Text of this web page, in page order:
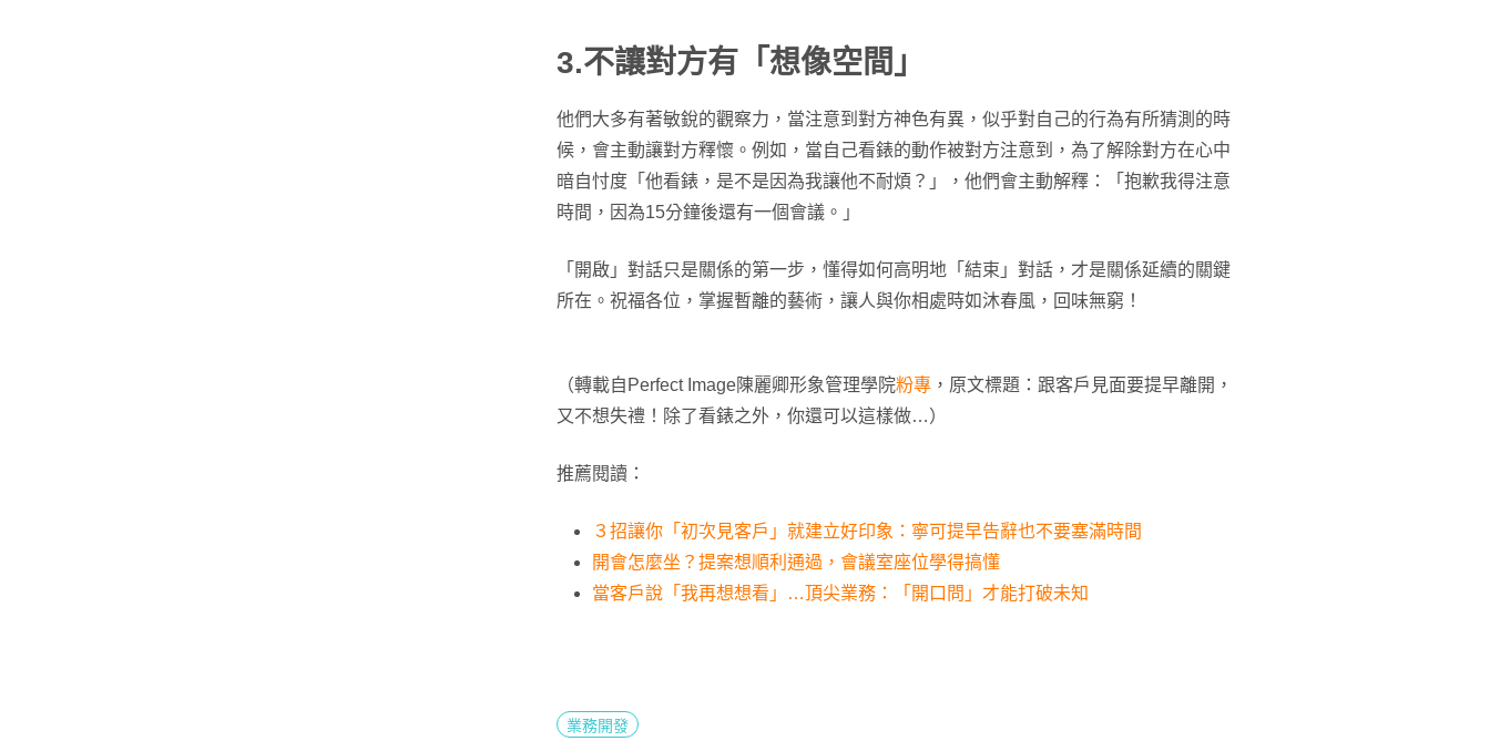
3.不讓對方有「想像空間」
他們大多有著敏銳的觀察力，當注意到對方神色有異，似乎對自己的行為有所猜測的時
候，會主動讓對方釋懷。例如，當自己看錶的動作被對方注意到，為了解除對方在心中
暗自忖度「他看錶，是不是因為我讓他不耐煩？」，他們會主動解釋：「抱歉我得注意
時間，因為15分鐘後還有一個會議。」
「開啟」對話只是關係的第一步，懂得如何高明地「結束」對話，才是關係延續的關鍵
所在。祝福各位，掌握暫離的藝術，讓人與你相處時如沐春風，回味無窮！
（轉載自Perfect Image陳麗卿形象管理學院粉專 ，原文標題：跟客戶見面要提早離開，
又不想失禮！除了看錶之外，你還可以這樣做…）
推薦閱讀：
３招讓你「初次見客戶」就建立好印象：寧可提早告辭也不要塞滿時間
開會怎麼坐？提案想順利通過，會議室座位學得搞懂
當客戶說「我再想想看」…頂尖業務：「開口問」才能打破未知
業務開發